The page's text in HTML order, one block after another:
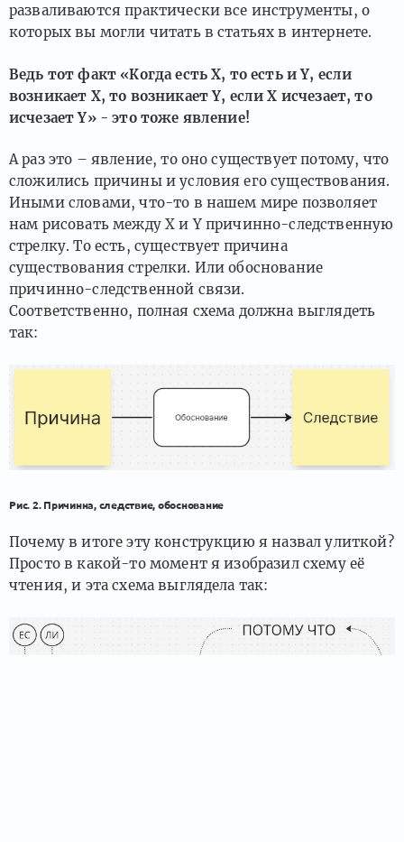
разваливаются практически все инструменты, о
которых вы могли читать в статьях в интернете.
Ведь тот факт «Когда есть X, то есть и Y, если
возникает X, то возникает Y, если X исчезает, то
исчезает Y» - это тоже явление!
А раз это – явление, то оно существует потому, что
сложились причины и условия его существования.
Иными словами, что-то в нашем мире позволяет
нам рисовать между X и Y причинно-следственную
стрелку. То есть, существует причина
существования стрелки. Или обоснование
причинно-следственной связи.
Соответственно, полная схема должна выглядеть
так:
Рис. 2. Причинна, следствие, обоснование
Почему в итоге эту конструкцию я назвал улиткой?
Просто в какой-то момент я изобразил схему её
чтения, и эта схема выглядела так: